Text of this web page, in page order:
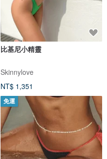
比基尼小精靈
Skinnylove
NT$ 1,351
免運